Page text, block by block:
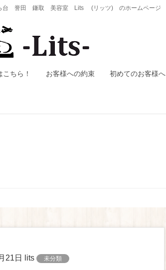
台 誉田 鎌取 美容室 Lits (リッツ) のホームページ
ちら！ お客様への約束 初めてのお客様へ
21日 lits 未分類